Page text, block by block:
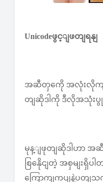
Unicodeဖွင့ျဖတျရနျ
အဆီတှကေို အလုံးလိုကျ
တျဆိုဒါကို ဒီလိုအသုံးပွု
မုန့ျဖုတျဆိုဒါဟာ
စြနေိုငျတဲ့ အစှမျးရှိ
ကြောကျကပျနဲ့ပတျသက